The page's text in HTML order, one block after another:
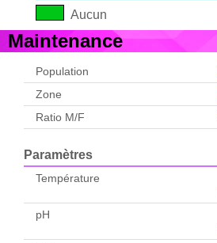
Aucun
Maintenance
Population
Zone
Ratio M/F
Paramètres
Température
pH